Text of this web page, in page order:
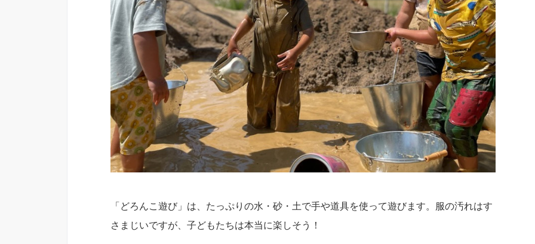
「どろんこ遊び」は、たっぷりの水・砂・土で手や道具を使って遊びます。服の汚れはす
さまじいですが、子どもたちは本当に楽しそう！